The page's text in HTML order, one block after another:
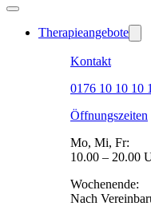
Therapieangebote
Kontakt
0176 10 10 10
Öffnungszeiten
Mo, Mi, Fr:
10.00 – 20.00
Wochenende:
Nach